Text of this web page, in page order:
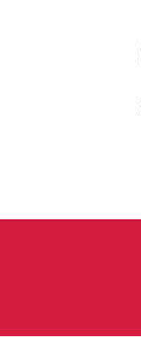
キ
に